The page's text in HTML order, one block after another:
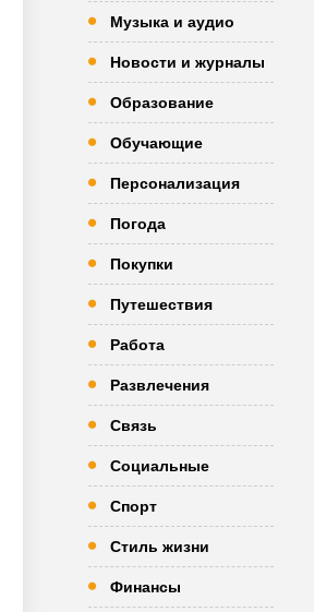
Музыка и аудио
Новости и журналы
Образование
Обучающие
Персонализация
Погода
Покупки
Путешествия
Работа
Развлечения
Связь
Социальные
Спорт
Стиль жизни
Финансы